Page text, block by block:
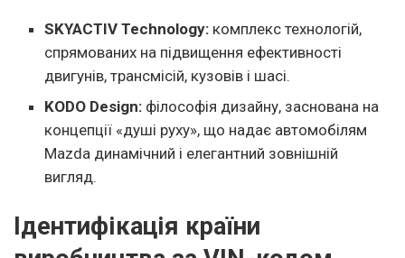
SKYACTIV Technology: комплекс технологій,
спрямованих на підвищення ефективності
двигунів, трансмісій, кузовів і шасі.
KODO Design: філософія дизайну, заснована на
концепції «душі руху», що надає автомобілям
Mazda динамічний і елегантний зовнішній
вигляд.
Ідентифікація країни